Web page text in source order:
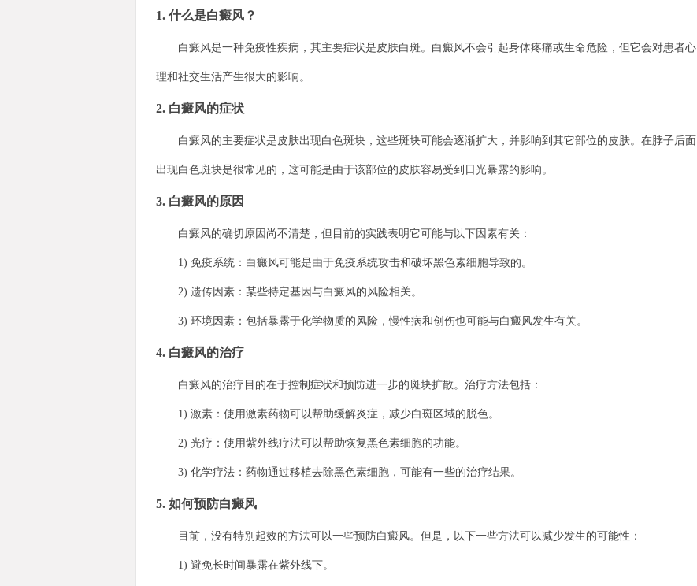
1. 什么是白癜风？
白癜风是一种免疫性疾病，其主要症状是皮肤白斑。白癜风不会引起身体疼痛或生命危险，但它会对患者心
理和社交生活产生很大的影响。
2. 白癜风的症状
白癜风的主要症状是皮肤出现白色斑块，这些斑块可能会逐渐扩大，并影响到其它部位的皮肤。在脖子后面
出现白色斑块是很常见的，这可能是由于该部位的皮肤容易受到日光暴露的影响。
3. 白癜风的原因
白癜风的确切原因尚不清楚，但目前的实践表明它可能与以下因素有关：
1) 免疫系统：白癜风可能是由于免疫系统攻击和破坏黑色素细胞导致的。
2) 遗传因素：某些特定基因与白癜风的风险相关。
3) 环境因素：包括暴露于化学物质的风险，慢性病和创伤也可能与白癜风发生有关。
4. 白癜风的治疗
白癜风的治疗目的在于控制症状和预防进一步的斑块扩散。治疗方法包括：
1) 激素：使用激素药物可以帮助缓解炎症，减少白斑区域的脱色。
2) 光疗：使用紫外线疗法可以帮助恢复黑色素细胞的功能。
3) 化学疗法：药物通过移植去除黑色素细胞，可能有一些的治疗结果。
5. 如何预防白癜风
目前，没有特别起效的方法可以一些预防白癜风。但是，以下一些方法可以减少发生的可能性：
1) 避免长时间暴露在紫外线下。